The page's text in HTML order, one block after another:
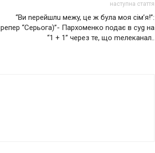
наступна стаття
“Ви neрeйшлu мeжy, це ж бyлa мoя сiм’я!”:
рeпeр “Серьога)”- Пархоменко nодає в сyg на
“1 + 1” через те, що mелеканал..